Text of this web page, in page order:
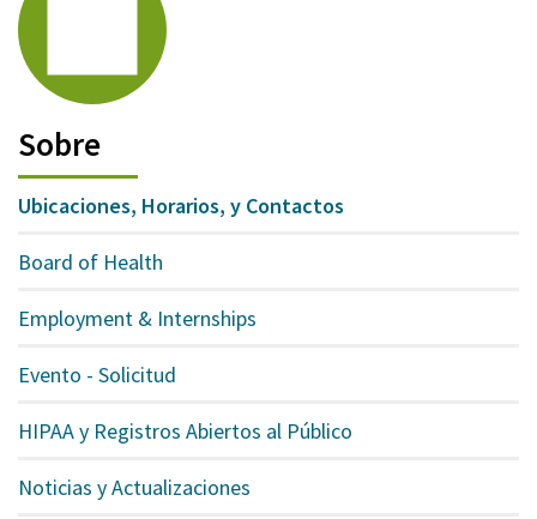
Sobre
Ubicaciones, Horarios, y Contactos
Board of Health
Employment & Internships
Evento - Solicitud
HIPAA y Registros Abiertos al Público
Noticias y Actualizaciones